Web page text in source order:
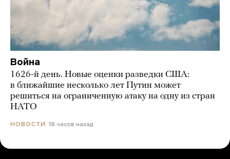
Война
1626-й день. Новые оценки разведки США:
в ближайшие несколько лет Путин может
решиться на ограниченную атаку на одну из стран
НАТО
НОВОСТИ 18 часов назад